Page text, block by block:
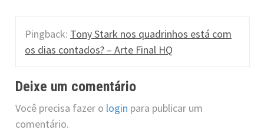
t
i
o
Pingback: Tony Stark nos quadrinhos está com
os dias contados? – Arte Final HQ
Deixe um comentário
Você precisa fazer o login para publicar um
comentário.